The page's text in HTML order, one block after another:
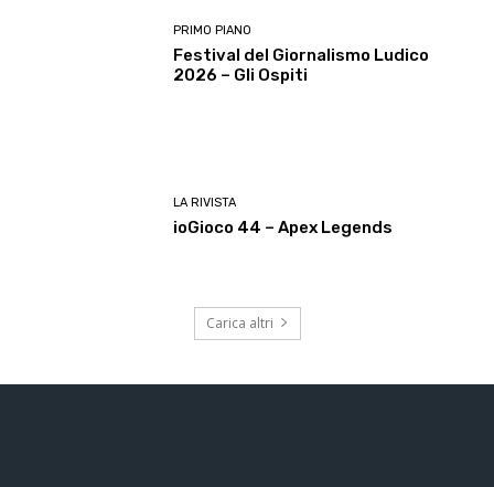
PRIMO PIANO
Festival del Giornalismo Ludico
2026 – Gli Ospiti
LA RIVISTA
ioGioco 44 – Apex Legends
Carica altri